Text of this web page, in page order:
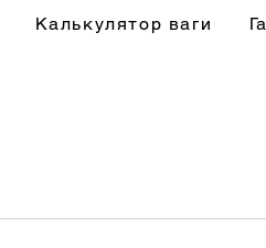
Калькулятор ваги